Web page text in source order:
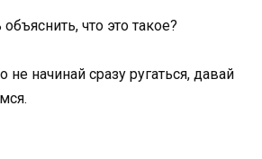
что это такое?
не начинай сразу ругаться, давай